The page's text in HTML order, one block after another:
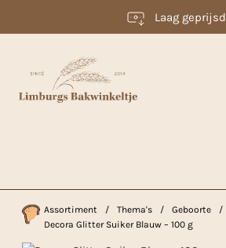
Laag geprijsd
Assortiment / Thema's / Geboorte
/
Decora Glitter Suiker Blauw – 100 g